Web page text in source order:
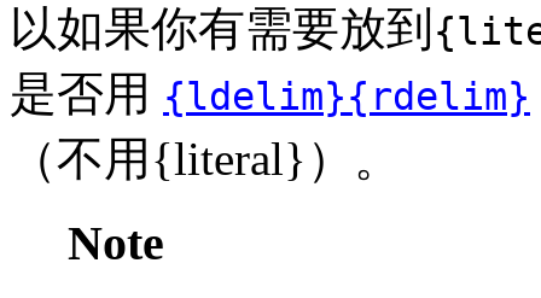
以如果你有需要放到
是否用 {ldelim}{rdelim}
（不用{literal}）。
Note